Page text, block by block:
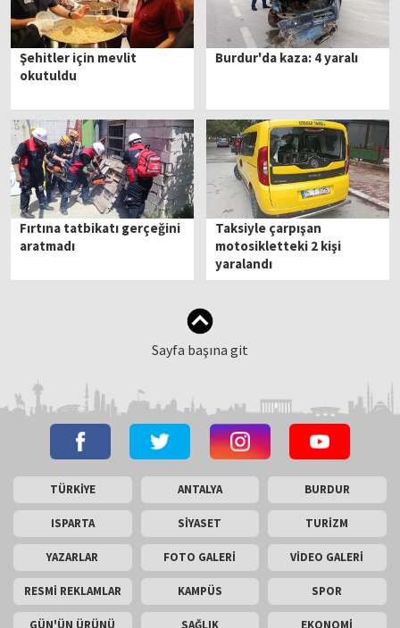
Şehitler için mevlit
okutuldu
Burdur'da kaza: 4 yaralı
Fırtına tatbikatı gerçeğini
aratmadı
Taksiyle çarpışan
motosikletteki 2 kişi
yaralandı
Sayfa başına git
TÜRKİYE ANTALYA BURDUR
ISPARTA SİYASET TURİZM
YAZARLAR FOTO GALERİ VİDEO GALERİ
RESMİ REKLAMLAR KAMPÜS SPOR
GÜN'ÜN ÜRÜNÜ SAĞLIK EKONOMİ